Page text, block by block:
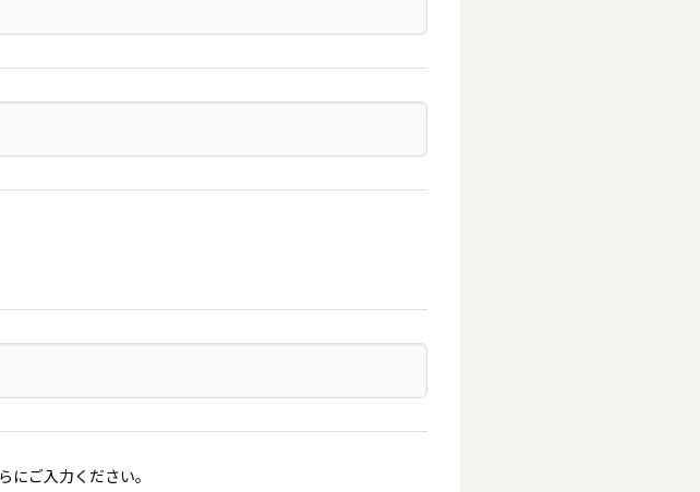
にご入力ください。